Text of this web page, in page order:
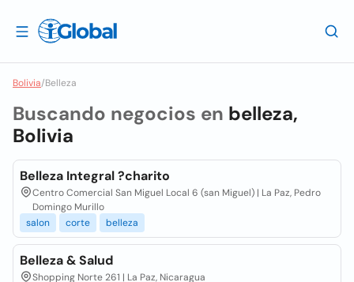
Bolivia/Belleza
Buscando negocios en belleza,
Bolivia
Belleza Integral ?charito
Centro Comercial San Miguel Local 6 (san Miguel) | La Paz, Pedro
Domingo Murillo
salon
corte belleza
Belleza & Salud
Shopping Norte 261 | La Paz, Nicaragua